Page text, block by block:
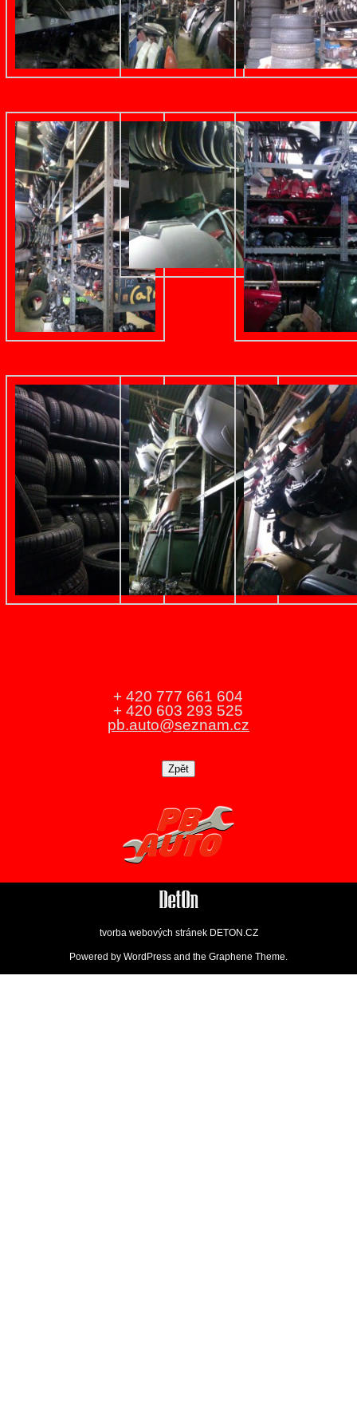
+ 420 777 661 604
+ 420 603 293 525
pb.auto@seznam.cz
tvorba webových stránek DETON.CZ
Powered by WordPress and the Graphene Theme